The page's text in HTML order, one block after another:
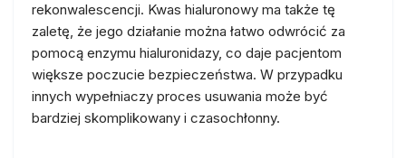
rekonwalescencji. Kwas hialuronowy ma także tę
zaletę, że jego działanie można łatwo odwrócić za
pomocą enzymu hialuronidazy, co daje pacjentom
większe poczucie bezpieczeństwa. W przypadku
innych wypełniaczy proces usuwania może być
bardziej skomplikowany i czasochłonny.